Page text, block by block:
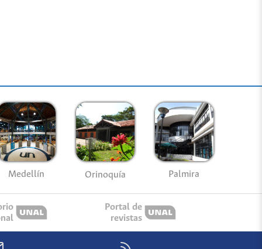
Medellín Orinoquía Palmira
Portal de
revistas